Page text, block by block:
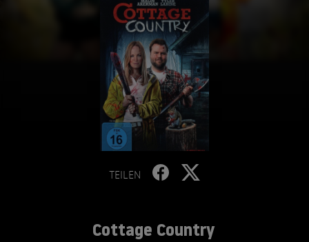
TEILEN
Cottage Country